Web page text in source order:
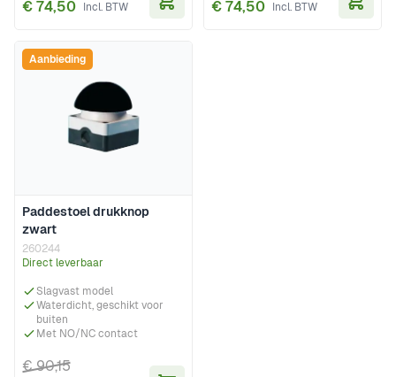
€ 74,50 € 74,50
Paddestoel drukknop
zwart
260244
Direct leverbaar
Slagvast model
Waterdicht, geschikt voor
buiten
Met NO/NC contact
€ 90,15
Aanbieding